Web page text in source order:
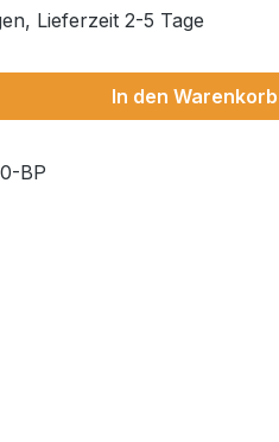
Lieferzeit 2-5 Tage
Gib denIn den Warenkorb
BP